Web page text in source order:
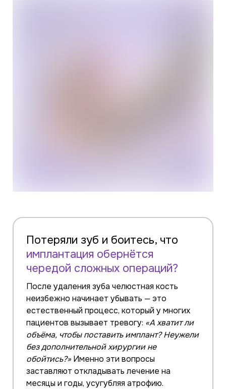
Потеряли зуб и боитесь, что
имплантация обернётся
чередой сложных операций?
После удаления зуба челюстная кость
неизбежно начинает убывать — это
естественный процесс, который у многих
пациентов вызывает тревогу: «А хватит ли
объёма, чтобы поставить имплант? Неужели
без дополнительной хирургии не
обойтись?» Именно эти вопросы
заставляют откладывать лечение на
месяцы и годы, усугубляя атрофию.